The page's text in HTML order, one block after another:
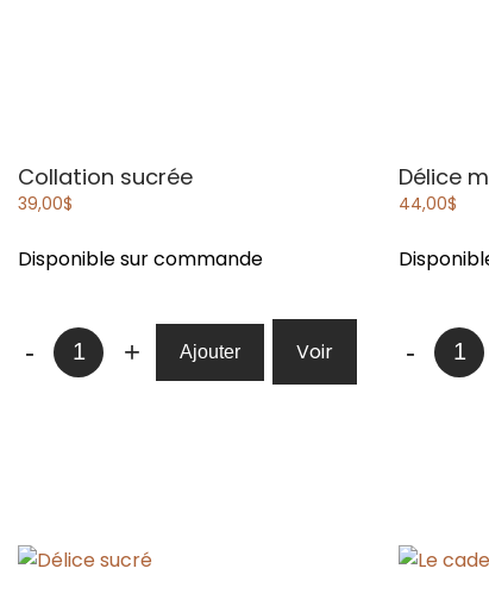
Collation sucrée
39,00$
Disponible sur commande
-
quantité
de
+ Ajouter Voir
Délice
44,00$
-
quantité
de